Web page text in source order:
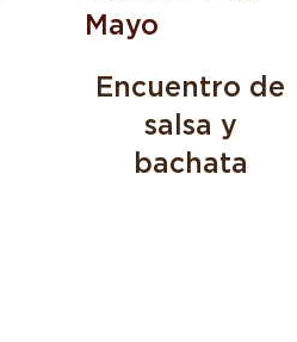
Mayo
Encuentro de
salsa y
bachata